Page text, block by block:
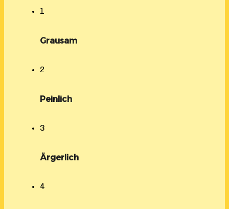
1
Grausam
2
Peinlich
3
Ärgerlich
4